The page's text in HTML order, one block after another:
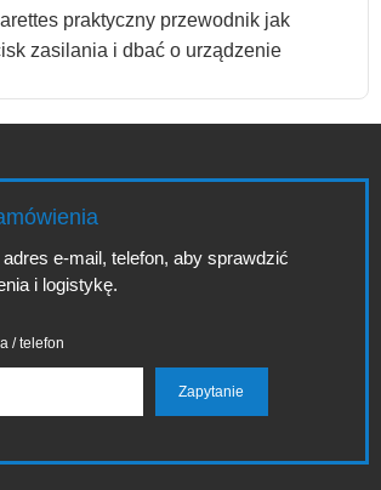
praktyczny przewodnik jak
zasilania i dbać o urządzenie
e-mail, telefon, aby sprawdzić
i logistykę.
/ telefon